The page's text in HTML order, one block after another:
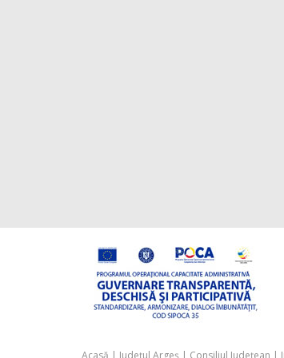
Acasă | Județul Argeș | Consiliul Județean |